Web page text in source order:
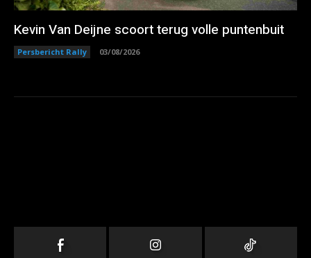
Kevin Van Deijne scoort terug volle puntenbuit
Persbericht Rally 03/08/2026